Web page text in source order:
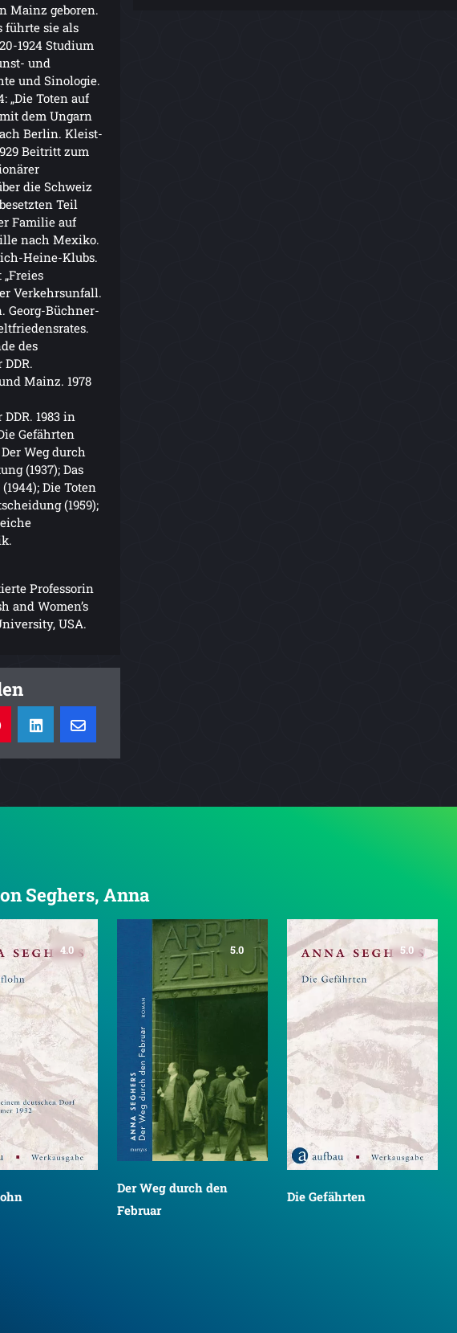
Mainz geboren.
führte sie als
1924 Studium
und
und Sinologie.
„Die Toten auf
dem Ungarn
Berlin. Kleist-
Beitritt zum
die Schweiz
Teil
Familie auf
nach Mexiko.
Heine-Klubs.
Verkehrsunfall.
Georg-Büchner-
des
Mainz. 1978
1983 in
Gefährten
Weg durch
(1937); Das
Die Toten
(1959);
Professorin
and Women’s
USA.
Seghers, Anna
4.0 5.0
Der Weg durch den
Februar
5.0
Die Gefährten